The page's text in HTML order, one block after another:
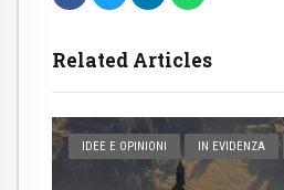
Related Articles
IDEE E OPINIONI IN EVIDENZA